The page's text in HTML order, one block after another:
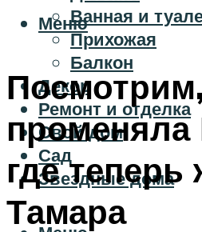
Ванная и
Прихожая
Балкон
Декор
Ремонт и отделка
Свой дом
Сад
Звездные дома
Меню
где теперь
Тамара